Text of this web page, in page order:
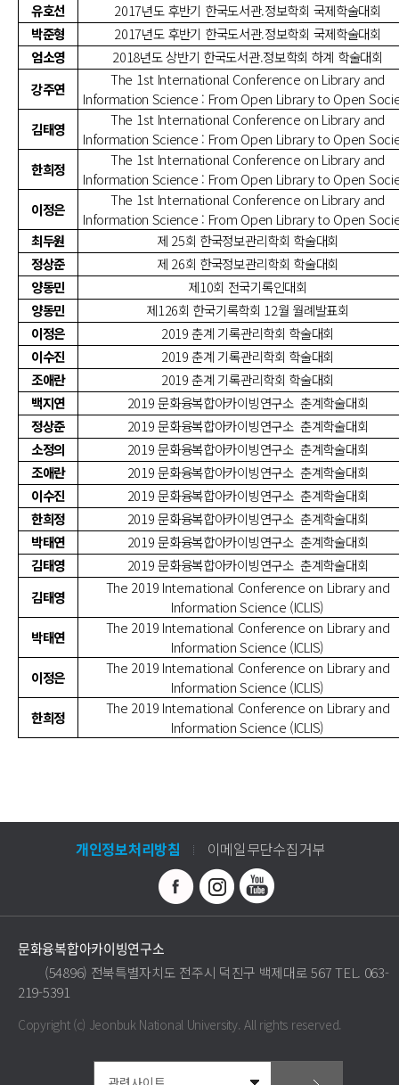
유호선
2017년도 후반기 한국도서관.정보학회 국제학술대회
박준형
2017년도 후반기 한국도서관.정보학회 국제학술대회
엄소영
2018년도 상반기 한국도서관.정보학회 하계 학술대회
강주연
The 1st International Conference on Library and
Information Science : From Open Library to Open
김태영
The 1st International Conference on Library and
Information Science : From Open Library to Open
한희정
The 1st International Conference on Library and
Information Science : From Open Library to Open
이정은
The 1st International Conference on Library and
Information Science : From Open Library to Open
최두원
제 25회 한국정보관리학회 학술대회
정상준
제 26회 한국정보관리학회 학술대회
양동민
제10회 전국기록인대회
양동민
제126회 한국기록학회 12월 월례발표회
이정은
2019 춘계 기록관리학회 학술대회
이수진
2019 춘계 기록관리학회 학술대회
조애란
2019 춘계 기록관리학회 학술대회
백지연
2019 문화융복합아카이빙연구소 춘계학술대회
정상준
2019 문화융복합아카이빙연구소 춘계학술대회
소정의
2019 문화융복합아카이빙연구소 춘계학술대회
조애란
2019 문화융복합아카이빙연구소 춘계학술대회
이수진
2019 문화융복합아카이빙연구소 춘계학술대회
한희정
2019 문화융복합아카이빙연구소 춘계학술대회
박태연
2019 문화융복합아카이빙연구소 춘계학술대회
김태영
2019 문화융복합아카이빙연구소 춘계학술대회
김태영
The 2019 International Conference on Library and
Information Science (ICLIS)
박태연
The 2019 International Conference on Library and
Information Science (ICLIS)
이정은
The 2019 International Conference on Library and
Information Science (ICLIS)
한희정
The 2019 International Conference on Library and
Information Science (ICLIS)
개인정보처리방침 이메일무단수집거부
문화융복합아카이빙연구소
(54896) 전북특별자치도 전주시 덕진구 백제대로 567 TEL. 063-
219-5391
Copyright (c) Jeonbuk National University.All rights reserved.